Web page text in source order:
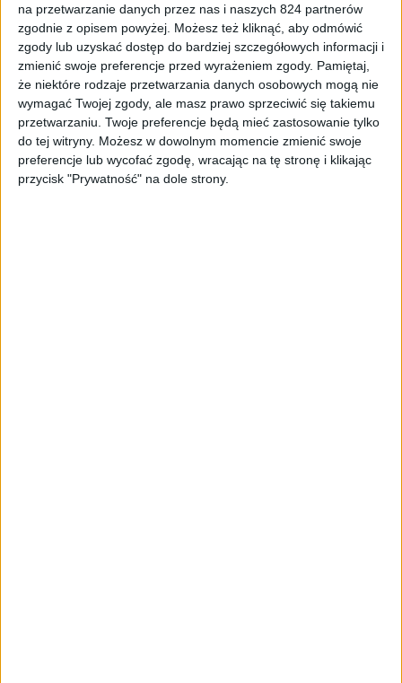
na przetwarzanie danych przez nas i naszych 824 partnerów
zgodnie z opisem powyżej. Możesz też kliknąć, aby odmówić
zgody lub uzyskać dostęp do bardziej szczegółowych informacji i
zmienić swoje preferencje przed wyrażeniem zgody. Pamiętaj,
że niektóre rodzaje przetwarzania danych osobowych mogą nie
wymagać Twojej zgody, ale masz prawo sprzeciwić się takiemu
przetwarzaniu. Twoje preferencje będą mieć zastosowanie tylko
do tej witryny. Możesz w dowolnym momencie zmienić swoje
preferencje lub wycofać zgodę, wracając na tę stronę i klikając
przycisk "Prywatność" na dole strony.
W skład pięciu głównych gier wchodzą wspomniane Final
Fantasy Aadventue (GameBoy), Secret of Mana (Super
NES), Trials of Mana (Super Famicom – remake na PS4,
Nintento Switch, PC, Android i iOS), Dawn of Mana
(PlaySation 2) oraz najnowsze Visions of Mana. I na tej
ostatniej będę się starał skupić. Warto zauważyć, że
twórcy pozostali przy stylu (graficznym jak i
gameplay’owym), który wprowadzili w przypadku